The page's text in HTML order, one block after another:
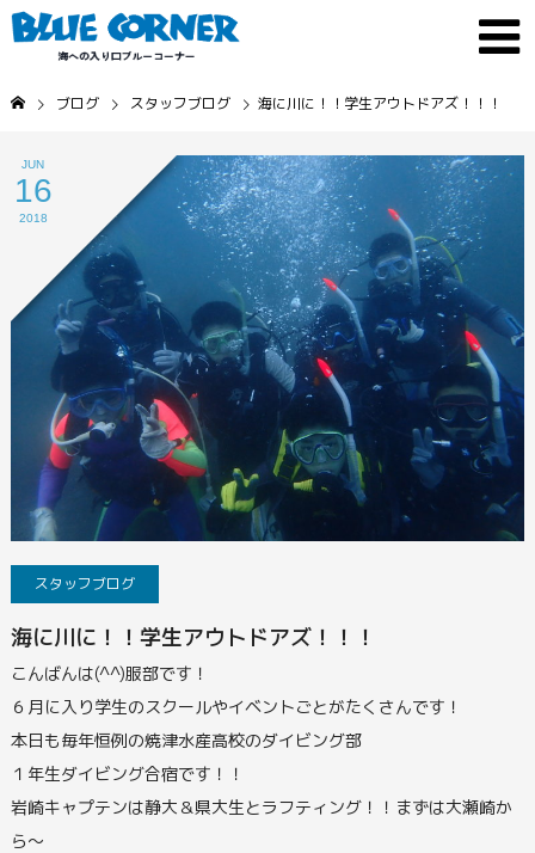
ブログ スタッフブログ 海に川に！！学生アウトドアズ！！！
JUN
16
2018
スタッフブログ
海に川に！！学生アウトドアズ！！！
こんばんは(^^)服部です！
６月に入り学生のスクールやイベントごとがたくさんです！
本日も毎年恒例の焼津水産高校のダイビング部
１年生ダイビング合宿です！！
岩崎キャプテンは静大＆県大生とラフティング！！ まずは大瀬崎か
ら～